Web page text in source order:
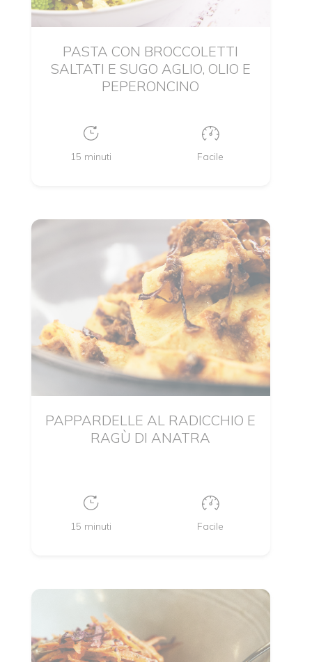
PASTA CON BROCCOLETTI
SALTATI E SUGO AGLIO, OLIO E
PEPERONCINO
15 minuti Facile
PAPPARDELLE AL RADICCHIO E
RAGÙ DI ANATRA
15 minuti Facile